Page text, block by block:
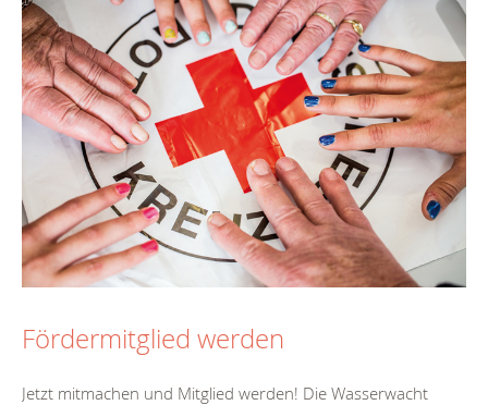
Fördermitglied werden
Jetzt mitmachen und Mitglied werden! Die Wasserwacht